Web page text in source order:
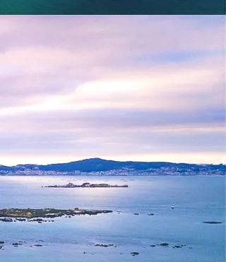
Ruta en kayak circular Illa de Arousa
Duración: 1 día
Día completo conociendola espectacular Illa
de Arousa,
El Parque natural de Carreirón, la zona de
area da Secada , elfaro de Arousa
, sus tres
islotes más conocidos,
islote de Areoso,
Pedregoso y Rua.